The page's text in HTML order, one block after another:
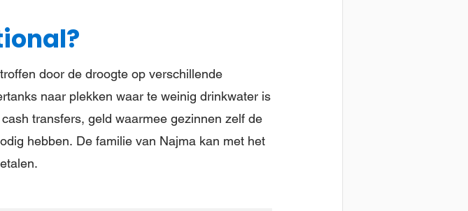
door de droogte op verschillende
naar plekken waar te weinig drinkwater is
transfers, geld waarmee gezinnen zelf de
hebben. De familie van Najma kan met het